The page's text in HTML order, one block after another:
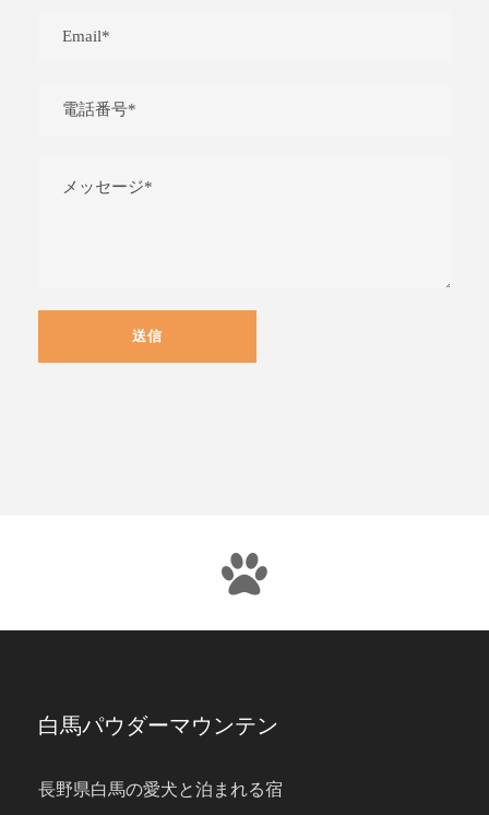
白馬パウダーマウンテン
長野県白馬の愛犬と泊まれる宿